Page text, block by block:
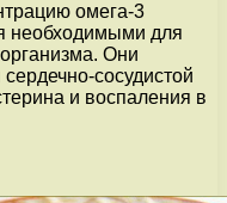
омега-3
необходимыми для
Они
сосудистой
и воспаления в